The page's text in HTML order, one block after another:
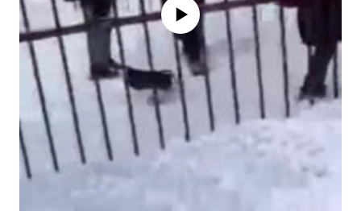
No media source currently available